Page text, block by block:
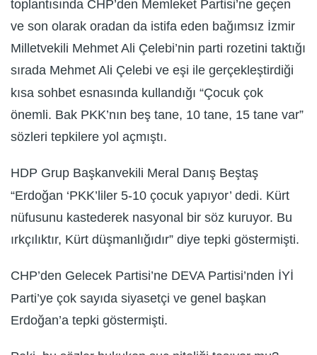
toplantısında CHP’den Memleket Partisi’ne geçen
ve son olarak oradan da istifa eden bağımsız İzmir
Milletvekili Mehmet Ali Çelebi’nin parti rozetini taktığı
sırada Mehmet Ali Çelebi ve eşi ile gerçekleştirdiği
kısa sohbet esnasında kullandığı “Çocuk çok
önemli. Bak PKK’nın beş tane, 10 tane, 15 tane var”
sözleri tepkilere yol açmıştı.
HDP Grup Başkanvekili Meral Danış Beştaş
“Erdoğan ‘PKK’liler 5-10 çocuk yapıyor’ dedi. Kürt
nüfusunu kastederek nasyonal bir söz kuruyor. Bu
ırkçılıktır, Kürt düşmanlığıdır” diye tepki göstermişti.
CHP’den Gelecek Partisi’ne DEVA Partisi’nden İYİ
Parti’ye çok sayıda siyasetçi ve genel başkan
Erdoğan’a tepki göstermişti.